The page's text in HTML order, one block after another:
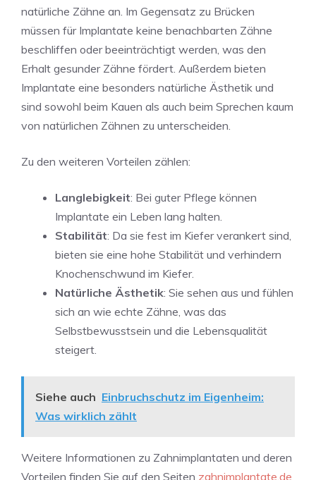
natürliche Zähne an. Im Gegensatz zu Brücken
müssen für Implantate keine benachbarten Zähne
beschliffen oder beeinträchtigt werden, was den
Erhalt gesunder Zähne fördert. Außerdem bieten
Implantate eine besonders natürliche Ästhetik und
sind sowohl beim Kauen als auch beim Sprechen kaum
von natürlichen Zähnen zu unterscheiden.
Zu den weiteren Vorteilen zählen:
Langlebigkeit: Bei guter Pflege können
Implantate ein Leben lang halten.
Stabilität: Da sie fest im Kiefer verankert sind,
bieten sie eine hohe Stabilität und verhindern
Knochenschwund im Kiefer.
Natürliche Ästhetik: Sie sehen aus und fühlen
sich an wie echte Zähne, was das
Selbstbewusstsein und die Lebensqualität
steigert.
Siehe auch Einbruchschutz im Eigenheim:
Was wirklich zählt
Weitere Informationen zu Zahnimplantaten und deren
Vorteilen finden Sie auf den Seiten zahnimplantate.de